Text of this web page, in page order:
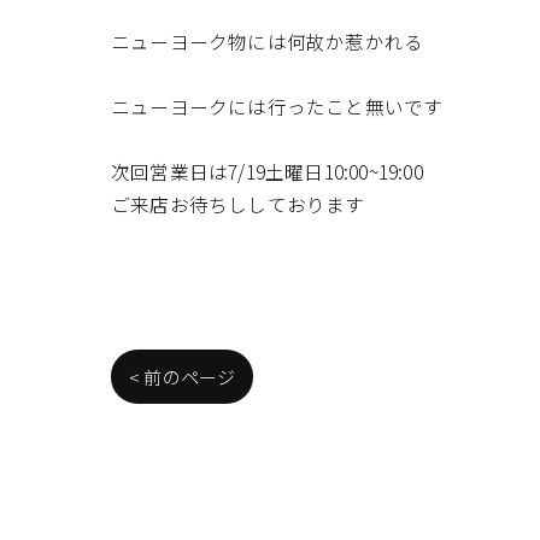
ニューヨーク物には何故か惹かれる
ニューヨークには行ったこと無いです
次回営業日は7/19土曜日10:00~19:00
ご来店お待ちししております
< 前のページ